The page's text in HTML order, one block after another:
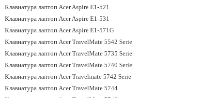
Клавиатура лаптоп Acer Aspire E1-521
Клавиатура лаптоп Acer Aspire E1-531
Клавиатура лаптоп Acer Aspire E1-571G
Клавиатура лаптоп Acer TravelMate 5542 Serie
Клавиатура лаптоп Acer TravelMate 5735 Serie
Клавиатура лаптоп Acer TravelMate 5740 Serie
Клавиатура лаптоп Acer Travelmate 5742 Serie
Клавиатура лаптоп Acer TravelMate 5744